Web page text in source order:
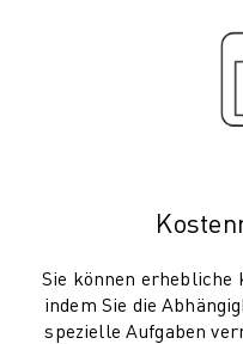
TECHNISCHE
TRAINING & AUSBILDUNG
BRANCHEN-LÖSUNGEN
LÖSUNGEN FÜR DIE
Sie können erhebliche
indem Sie die
spezielle Aufgaben